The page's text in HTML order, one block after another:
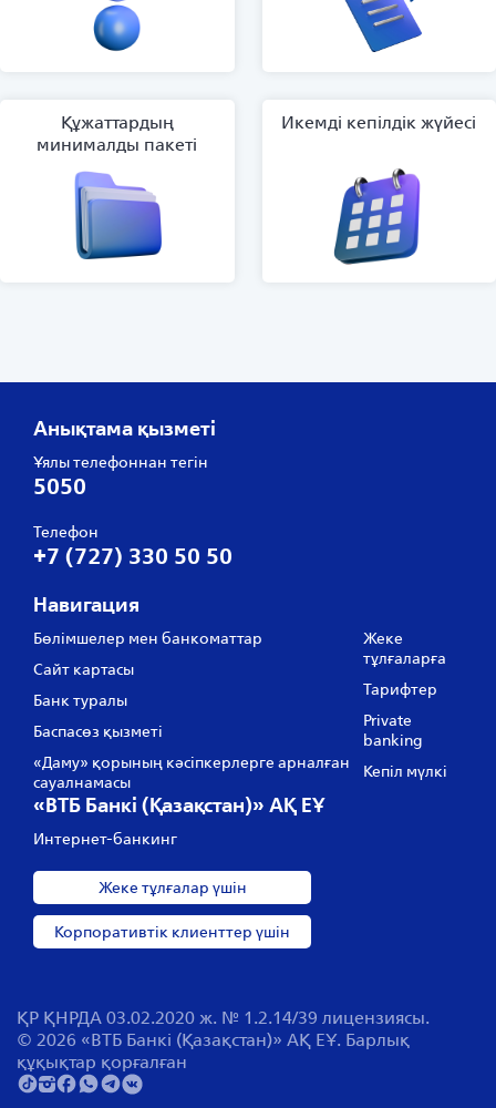
Құжаттардың
минималды пакеті
Икемді кепілдік жүйесі
Анықтама қызметі
Ұялы телефоннан тегін
5050
Телефон
+7 (727) 330 50 50
Навигация
Бөлімшелер мен банкоматтар
Сайт картасы
Банк туралы
Баспасөз қызметі
«Даму» қорының кәсіпкерлерге арналған
сауалнамасы
Жеке
тұлғаларға
Тарифтер
Private
banking
Кепіл мүлкі
«ВТБ Банкі (Қазақстан)» АҚ ЕҰ
Интернет-банкинг
Жеке тұлғалар үшін
Корпоративтік клиенттер үшін
ҚР ҚНРДА 03.02.2020 ж. № 1.2.14/39 лицензиясы.
© 2026 «ВТБ Банкі (Қазақстан)» АҚ ЕҰ. Барлық
құқықтар қорғалған